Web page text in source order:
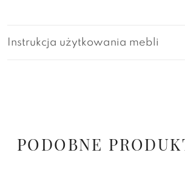
Instrukcja użytkowania mebli
PODOBNE